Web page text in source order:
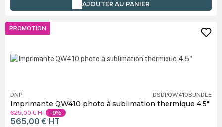
AJOUTER AU PANIER
PROMOTION
DNP DSDPQW410BUNDLE
Imprimante QW410 photo à sublimation thermique 4.5"
625,00 €HT -9%
565,00 € HT